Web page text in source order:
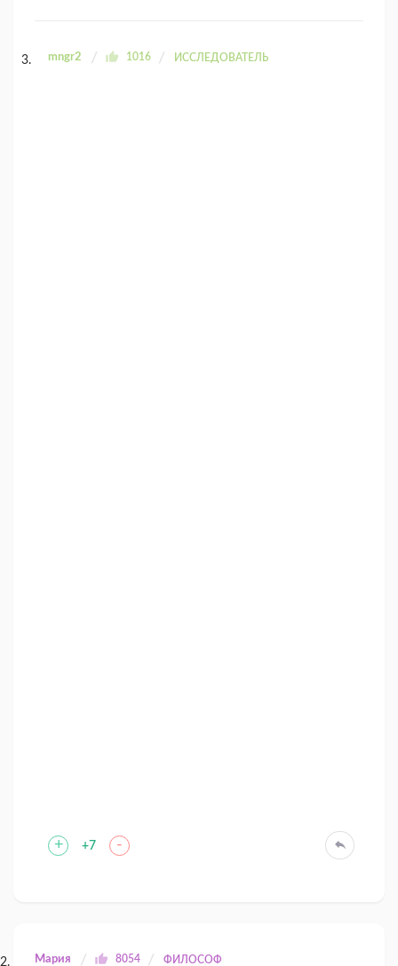
mngr2 1016 ИССЛЕДОВАТЕЛЬ
+ +7 -
Мария 8054 ФИЛОСОФ